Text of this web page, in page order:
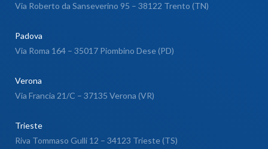
Via Roberto da Sanseverino 95 – 38122 Trento (TN)
Padova
Via Roma 164 – 35017 Piombino Dese (PD)
Verona
Via Francia 21/C – 37135 Verona (VR)
Trieste
Riva Tommaso Gulli 12 – 34123 Trieste (TS)